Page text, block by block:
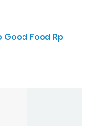
Food Rp